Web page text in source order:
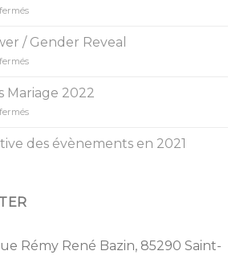
sur
idées
d’activités
pour
de
enfants
/ Gender Reveal
sur
Shower
/
Gender
Mariage 2022
sur
Mariage
2022
des évènements en 2021
Rémy René Bazin, 85290 Saint-